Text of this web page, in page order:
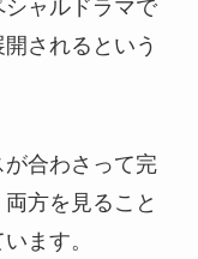
ャルドラマで
されるという
合わさって完
方を見ること
ます。